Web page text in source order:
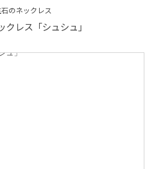
のネックレス
クレス「シュシュ」